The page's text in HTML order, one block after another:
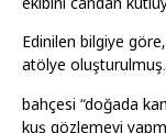
Edinilen bilgiye
atölye
bahçesi “doğada
kuş gözlemevi